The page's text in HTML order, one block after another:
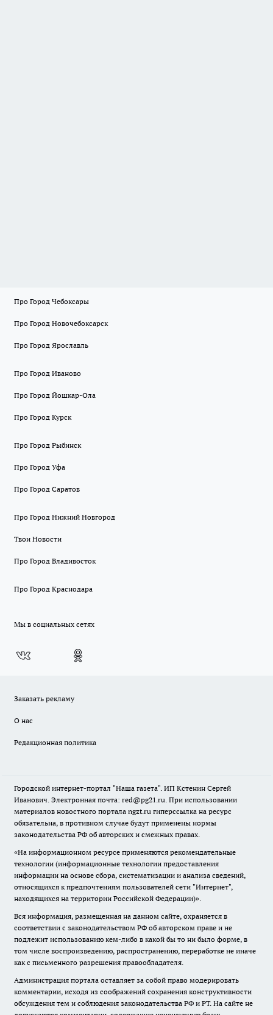
Про Город Чебоксары
Про Город Новочебоксарск
Про Город Ярославль
Про Город Иваново
Про Город Йошкар-Ола
Про Город Курск
Про Город Рыбинск
Про Город Уфа
Про Город Саратов
Про Город Нижний Новгород
Твои Новости
Про Город Владивосток
Про Город Краснодара
Мы в социальных сетях
Заказать рекламу
О нас
Редакционная политика
Городской интернет-портал "Наша газета". ИП Кстенин Сергей
Иванович. Электронная почта: red@pg21.ru. При использовании
материалов новостного портала ngzt.ru гиперссылка на ресурс
обязательна, в противном случае будут применены нормы
законодательства РФ об авторских и смежных правах.
«На информационном ресурсе применяются рекомендательные
технологии (информационные технологии предоставления
информации на основе сбора, систематизации и анализа сведений,
относящихся к предпочтениям пользователей сети "Интернет",
находящихся на территории Российской Федерации)».
Вся информация, размещенная на данном сайте, охраняется в
соответствии с законодательством РФ об авторском праве и не
подлежит использованию кем-либо в какой бы то ни было форме, в
том числе воспроизведению, распространению, переработке не иначе
как с письменного разрешения правообладателя.
Администрация портала оставляет за собой право модерировать
комментарии, исходя из соображений сохранения конструктивности
обсуждения тем и соблюдения законодательства РФ и РТ. На сайте не